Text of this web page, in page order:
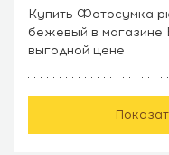
Купить Фотосумка
бежевый в магазине
выгодной цене